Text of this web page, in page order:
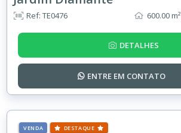
Ref: TE0476 600.00 m²
DETALHES
ENTRE EM CONTATO
VENDA DESTAQUE